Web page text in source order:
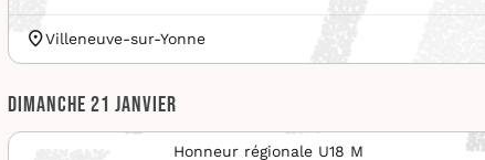
Villeneuve-sur-Yonne
Dimanche 21 janvier
Honneur régionale U18 M